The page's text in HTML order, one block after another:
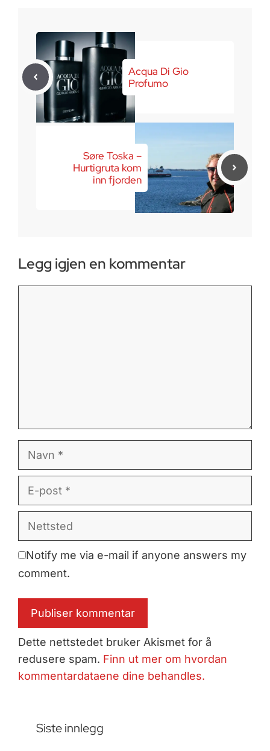
Acqua Di Gio
Profumo
Søre Toska –
Hurtigruta kom
inn fjorden
Legg igjen en kommentar
post
Notify me via e-mail if anyone answers my
comment.
Dette nettstedet bruker Akismet for å
redusere spam. Finn ut mer om hvordan
kommentardataene dine behandles.
Siste innlegg